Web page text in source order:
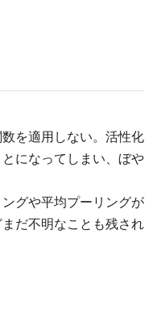
を適用しない。活性化
になってしまい、ぼや
グや平均プーリングが
だ不明なことも残され